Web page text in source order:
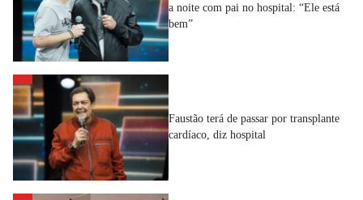
a noite com pai no hospital: “Ele está
bem”
Faustão terá de passar por transplante
cardíaco, diz hospital